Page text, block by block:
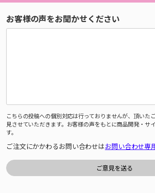
お客様の声をお聞かせください
こちらの投稿への個別対応は行っておりませんが、頂いた
見させていただきます。お客様の声をもとに商品開発・サ
す。
ご注文にかかわるお問い合わせはお問い合わせ専